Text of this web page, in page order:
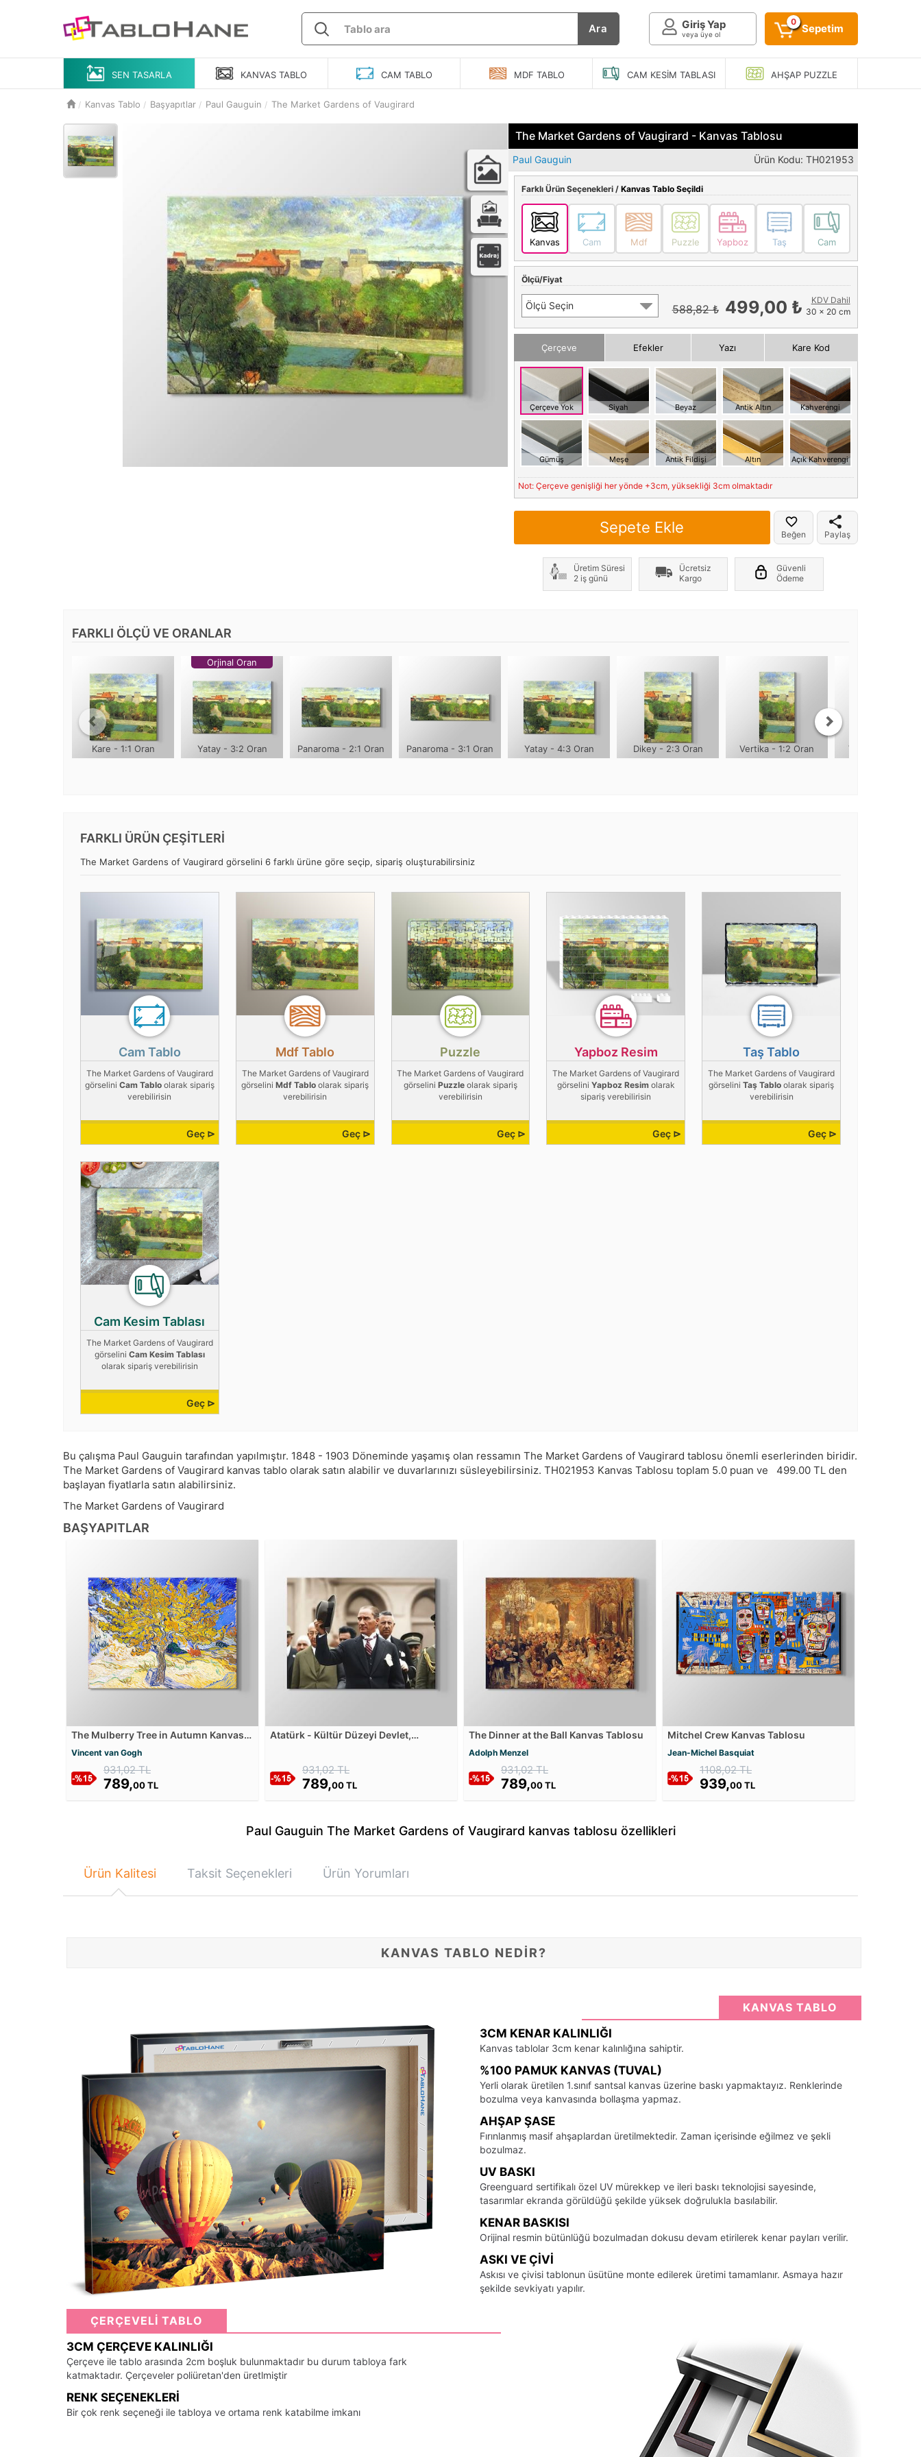
Ara Giriş Yap
veya üye ol
0
Sepetim
SEN TASARLA KANVAS TABLO CAM TABLO MDF TABLO CAM KESIM TABLASI AHŞAPPUZZLE
Kanvas Tablo Başyapıtlar Paul Gauguin The Market Gardens of Vaugirard
The Market Gardens of Vaugirard - Kanvas Tablosu
Paul Gauguin Ürün Kodu: TH021953
Farklı Ürün Seçenekleri / Kanvas Tablo Seçildi
Kanvas Cam Mdf Puzzle Yapboz Taş Cam
Ölçü/Fiyat
Ölçü Seçin 588,82 ₺ 499,00 ₺
KDV Dahil
30 x 20 cm
Çerçeve Efekler Yazı Kare Kod
Çerçeve Yok Siyah Beyaz Antik Altın Kahverengi
Gümüş Meşe Antik Fildişi Altın Açık Kahverengi
Not: Çerçeve genişliği her yönde +3cm, yüksekliği 3cm olmaktadır
Sepete Ekle Beğen Paylaş
Üretim Süresi
2 iş günü
Ücretsiz
Kargo
Güvenli
Ödeme
FARKLI ÖLÇÜ VE ORANLAR
Kare - 1:1 Oran
Orjinal Oran
Yatay - 3:2 Oran Panaroma - 2:1 Oran Panaroma - 3:1 Oran Yatay - 4:3 Oran Dikey - 2:3 Oran Vertika - 1:2 Oran Vertika - 1:3
FARKLI ÜRÜN ÇEŞİTLERİ
The Market Gardens of Vaugirard görselini 6 farklı ürüne göre seçip, sipariş oluşturabilirsiniz
Cam Tablo
The Market Gardens of Vaugirard
görselini Cam Tabloolarak sipariş
verebilirisin
Geç ⊳
Mdf Tablo
The Market Gardens of Vaugirard
görseliniMdf Tablo olarak sipariş
verebilirisin
Geç ⊳
Puzzle
The Market Gardens of Vaugirard
görselini Puzzleolarak sipariş
verebilirisin
Geç ⊳
Yapboz Resim
The Market Gardens of Vaugirard
görselini Yapboz Resimolarak
sipariş verebilirisin
Geç ⊳
Taş Tablo
The Market Gardens of Vaugirard
görseliniTaş Tablo olarak sipariş
verebilirisin
Geç ⊳
Cam Kesim Tablası
The Market Gardens of Vaugirard
görselini Cam Kesim Tablası
olarak sipariş verebilirisin
Geç ⊳
Bu çalışma Paul Gauguin tarafından yapılmıştır. 1848 - 1903 Döneminde yaşamış olan ressamın The Market Gardens of Vaugirard tablosu önemli eserlerinden biridir.
The Market Gardens of Vaugirard kanvas tablo olarak satın alabilir ve duvarlarınızı süsleyebilirsiniz. TH021953 Kanvas Tablosu toplam 5.0 puan ve 499.00 TL den
başlayan fiyatlarla satın alabilirsiniz.
The Market Gardens of Vaugirard
BAŞYAPITLAR
The Mulberry Tree in Autumn Kanvas
Tablosu
Vincent van Gogh
931,02 TL
789,00 TL
Atatürk - Kültür Düzeyi Devlet,
931,02 TL
789,00 TL
The Dinner at the Ball Kanvas Tablosu
Adolph Menzel
931,02 TL
789,00 TL
Mitchel Crew Kanvas Tablosu
Jean-Michel Basquiat
1108,02 TL
939,00 TL
Paul Gauguin The Market Gardens of Vaugirard kanvas tablosu özellikleri
Ürün Kalitesi Taksit Seçenekleri Ürün Yorumları
KANVAS TABLO NEDİR?
KANVAS TABLO
3CM KENAR KALINLIĞI
Kanvas tablolar 3cm kenar kalınlığına sahiptir.
%100 PAMUK KANVAS (TUVAL)
Yerli olarak üretilen 1.sınıf santsal kanvas üzerine baskı yapmaktayız. Renklerinde
bozulma veya kanvasında bollaşma yapmaz.
AHŞAP ŞASE
Fırınlanmış masif ahşaplardan üretilmektedir. Zaman içerisinde eğilmez ve şekli
bozulmaz.
UV BASKI
Greenguard sertifikalı özel UV mürekkep ve ileri baskı teknolojisi sayesinde,
tasarımlar ekranda görüldüğü şekilde yüksek doğrulukla basılabilir.
KENAR BASKISI
Orijinal resmin bütünlüğü bozulmadan dokusu devam etirilerek kenar payları verilir.
ASKI VE ÇIVI
Askısı ve çivisi tablonun üsütüne monte edilerek üretimi tamamlanır. Asmaya hazır
şekilde sevkiyatı yapılır.
ÇERÇEVELİ TABLO
3CM ÇERÇEVE KALINLIĞI
Çerçeve ile tablo arasında 2cm boşluk bulunmaktadır bu durum tabloya fark
katmaktadır. Çerçeveler poliüretan'den üretlmiştir
RENK SEÇENEKLERI
Bir çok renk seçeneği ile tabloya ve ortama renk katabilme imkanı